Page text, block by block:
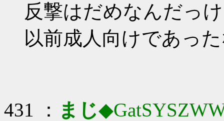
反撃はだめなんだっ
以前成人向けであっ
431 ： まじ